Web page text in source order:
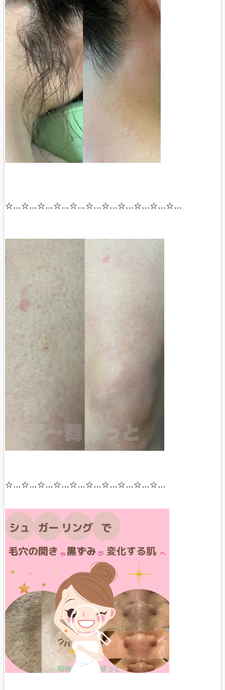
☆…☆…☆…☆…☆…☆…☆…☆…☆…☆…☆…
☆…☆…☆…☆…☆…☆…☆…☆…☆…☆…